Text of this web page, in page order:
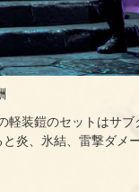
軽装鎧のセットはサ
炎、氷結、雷撃ダメ